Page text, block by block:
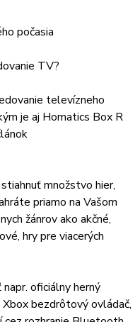
počasia
TV?
televízneho
je aj Homatics Box R
množstvo hier,
priamo na Vašom
žánrov ako akčné,
hry pre viacerých
oficiálny herný
bezdrôtový ovládač,